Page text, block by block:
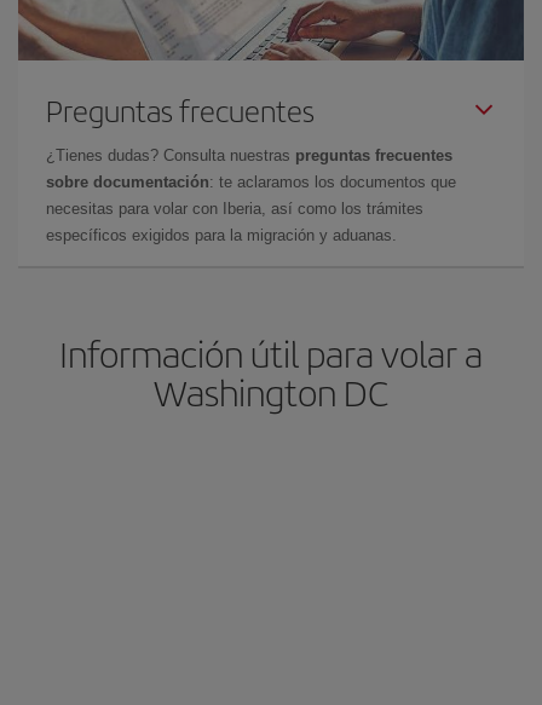
Preguntas frecuentes
¿Tienes dudas? Consulta nuestras preguntas frecuentes
sobre documentación: te aclaramos los documentos que
necesitas para volar con Iberia, así como los trámites
específicos exigidos para la migración y aduanas.
Información útil para volar a
Washington DC